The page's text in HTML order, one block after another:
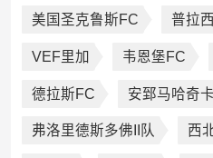
美国圣克鲁斯FC 普拉
VEF里加 韦恩堡FC
德拉斯FC 安郅马哈奇
弗洛里德斯多佛II队 西